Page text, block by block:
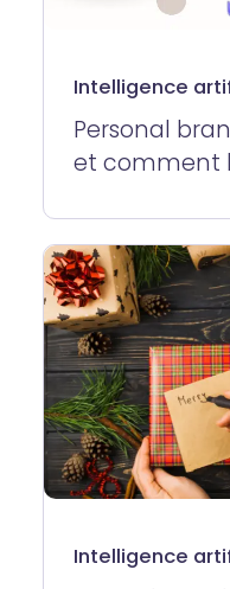
Intelligence
Personal
et comment
Intelligence